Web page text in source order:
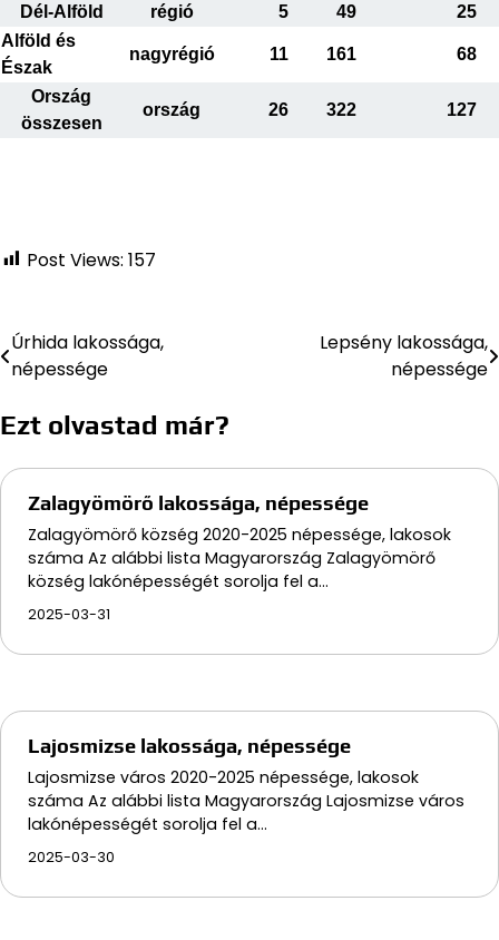
Dél-Alföld régió 5 49
25
Alföld és
Észak
nagyrégió 11 161 68
Ország
összesen
ország 26 322 127
Post Views: 157
Bejegyzés
navigáció
Úrhida lakossága,
népessége
Lepsény lakossága,
népessége
Ezt olvastad már?
Zalagyömörő lakossága, népessége
Zalagyömörő község 2020-2025 népessége, lakosok
száma Az alábbi lista Magyarország Zalagyömörő
község lakónépességét sorolja fel a…
2025-03-31
Lajosmizse lakossága, népessége
Lajosmizse város 2020-2025 népessége, lakosok
száma Az alábbi lista Magyarország Lajosmizse város
lakónépességét sorolja fel a…
2025-03-30